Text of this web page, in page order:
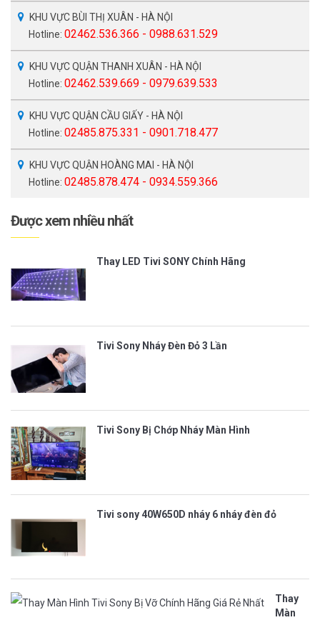
KHU VỰC BÙI THỊ XUÂN - HÀ NỘI
Hotline: 02462.536.366 - 0988.631.529
KHU VỰC QUẬN THANH XUÂN - HÀ NỘI
Hotline: 02462.539.669 - 0979.639.533
KHU VỰC QUẬN CẦU GIẤY - HÀ NỘI
Hotline: 02485.875.331 - 0901.718.477
KHU VỰC QUẬN HOÀNG MAI - HÀ NỘI
Hotline: 02485.878.474 - 0934.559.366
Được xem nhiều nhất
Thay LED Tivi SONY Chính Hãng
Tivi Sony Nháy Đèn Đỏ 3 Lần
Tivi Sony Bị Chớp Nháy Màn Hình
Tivi sony 40W650D nháy 6 nháy đèn đỏ
Thay
Màn